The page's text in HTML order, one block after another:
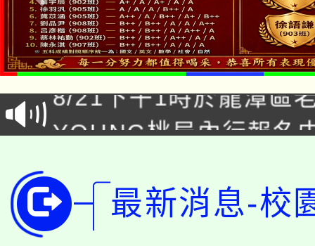
「本色祭」8/29、30在
場熱烈登場!
徵才活動。
YOUNG桃局內行報名
開!
115年桃園市運動會8/
田徑場及游泳池舉行。
桃園市低收入戶享有免
最新消息-校